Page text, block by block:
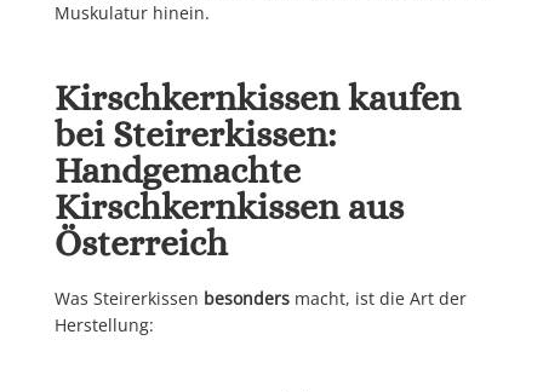
Muskulatur hinein.
Kirschkernkissen kaufen
bei Steirerkissen:
Handgemachte
Kirschkernkissen aus
Österreich
Was Steirerkissen besondersmacht, ist die Art der
Herstellung: